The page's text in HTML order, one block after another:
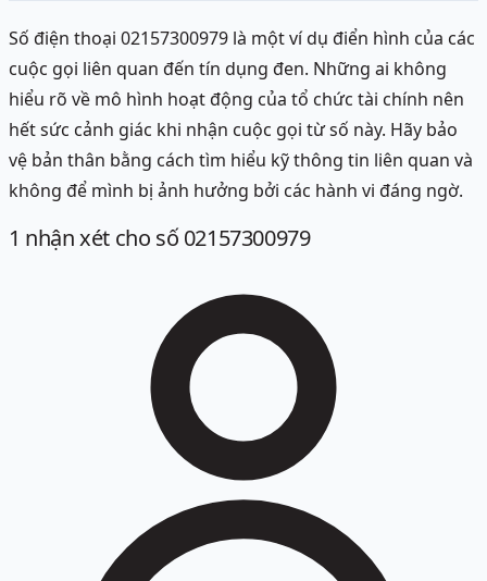
Số điện thoại 02157300979 là một ví dụ điển hình của các
cuộc gọi liên quan đến tín dụng đen. Những ai không
hiểu rõ về mô hình hoạt động của tổ chức tài chính nên
hết sức cảnh giác khi nhận cuộc gọi từ số này. Hãy bảo
vệ bản thân bằng cách tìm hiểu kỹ thông tin liên quan và
không để mình bị ảnh hưởng bởi các hành vi đáng ngờ.
1 nhận xét cho số 02157300979